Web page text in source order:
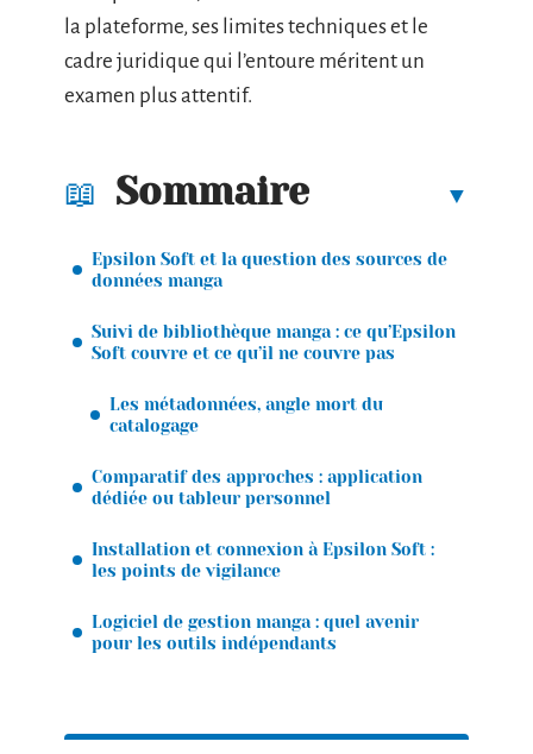
la plateforme, ses limites techniques et le
cadre juridique qui l’entoure méritent un
examen plus attentif.
Sommaire
Epsilon Soft et la question des sources de
données manga
Suivi de bibliothèque manga : ce qu’Epsilon
Soft couvre et ce qu’il ne couvre pas
Les métadonnées, angle mort du
catalogage
Comparatif des approches : application
dédiée ou tableur personnel
Installation et connexion à Epsilon Soft :
les points de vigilance
Logiciel de gestion manga : quel avenir
pour les outils indépendants